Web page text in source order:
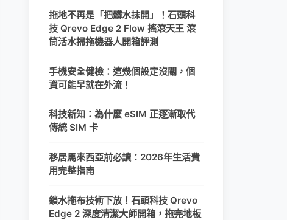
拖地不再是「把髒水抹開」！石頭科
技 Qrevo Edge 2 Flow 搖滾天王 滾
筒活水掃拖機器人開箱評測
手機安全健檢：這幾個設定沒關，個
資可能早就在外流！
科技新知：為什麼 eSIM 正逐漸取代
傳統 SIM 卡
移居馬來西亞前必讀：2026年生活費
用完整指南
鎖水拖布技術下放！石頭科技 Qrevo
Edge 2 深度清潔大師開箱，拖完地板